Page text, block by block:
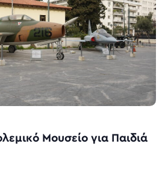
Μουσείο για Παιδιά